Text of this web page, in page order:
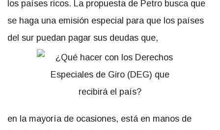
los países ricos. La propuesta de Petro busca que
se haga una emisión especial para que los países
del sur puedan pagar sus deudas que,
en la mayoría de ocasiones, está en manos de